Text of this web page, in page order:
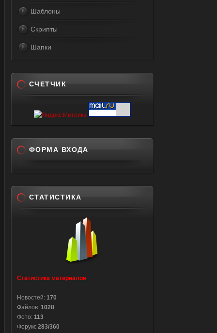
Шаблоны
Скрипты
Шапки
СЧЕТЧИК
ФОРМА ВХОДА
СТАТИСТИКА
Статистика материалов
Новостей: 170
Файлов: 1028
Фото: 113
Форум: 283/360